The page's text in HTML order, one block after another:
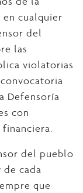
cualquier
del
las
violatorias
Defensoría
con
del pueblo
de cada
que